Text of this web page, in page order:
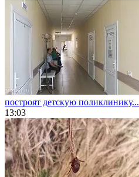
построят детскую поликлинику...
13:03